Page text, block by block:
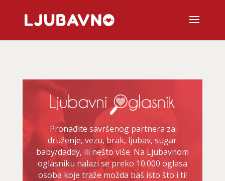
Pronađite savršenog partnera za
druženje, vezu, brak, ljubav, sugar
baby/daddy, ili nešto više. Na Ljubavnom
oglasniku nalazi se preko 10.000 oglasa
osoba koje traže možda baš isto što i ti!